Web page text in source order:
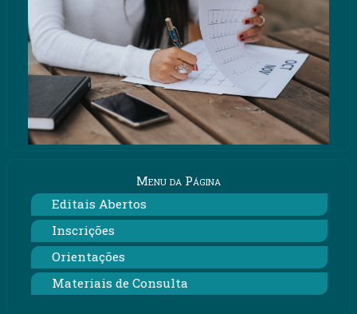
Menu da Página
Editais Abertos
Inscrições
Orientações
Materiais de Consulta